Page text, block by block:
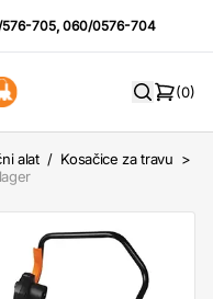
576-705,060/0576-704
(0)
alat / Kosačice za travu >